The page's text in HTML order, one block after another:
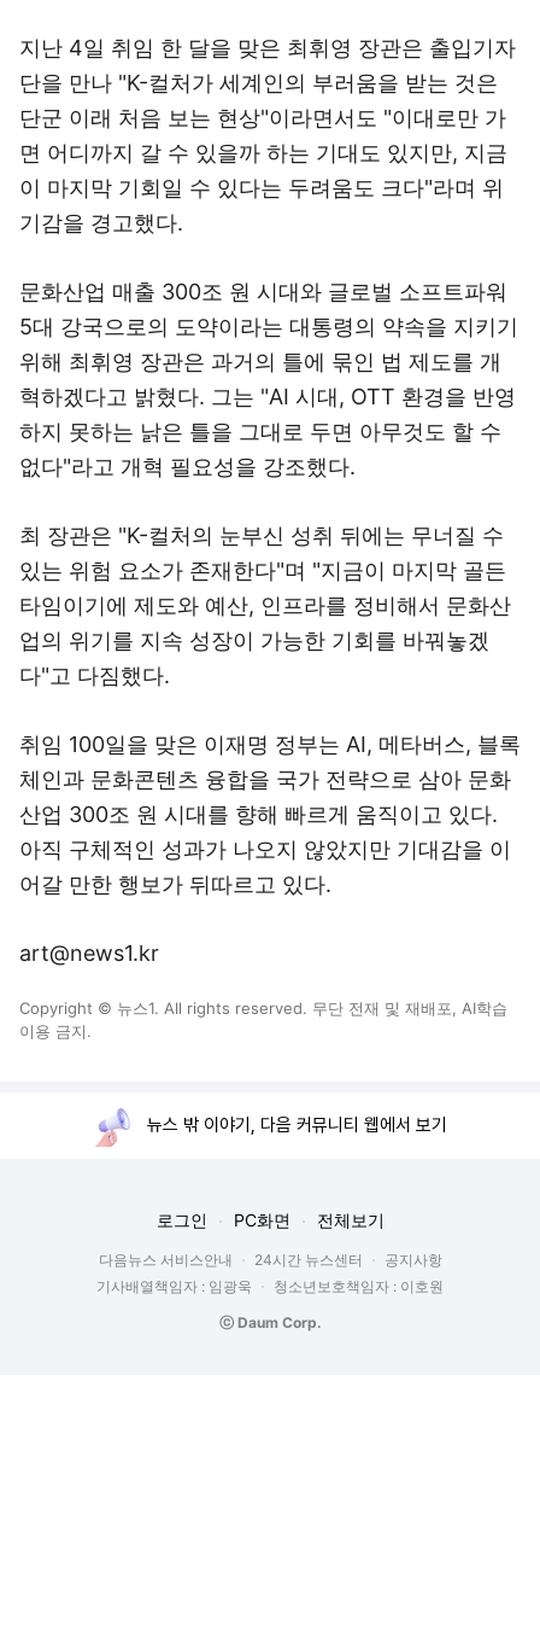
지난 4일 취임 한 달을 맞은 최휘영 장관은 출입기자
단을 만나 "K-컬처가 세계인의 부러움을 받는 것은
단군 이래 처음 보는 현상"이라면서도 "이대로만 가
면 어디까지 갈 수 있을까 하는 기대도 있지만, 지금
이 마지막 기회일 수 있다는 두려움도 크다"라며 위
기감을 경고했다.
문화산업 매출 300조 원 시대와 글로벌 소프트파워
5대 강국으로의 도약이라는 대통령의 약속을 지키기
위해 최휘영 장관은 과거의 틀에 묶인 법 제도를 개
혁하겠다고 밝혔다. 그는 "AI 시대, OTT 환경을 반영
하지 못하는 낡은 틀을 그대로 두면 아무것도 할 수
없다"라고 개혁 필요성을 강조했다.
최 장관은 "K-컬처의 눈부신 성취 뒤에는 무너질 수
있는 위험 요소가 존재한다"며 "지금이 마지막 골든
타임이기에 제도와 예산, 인프라를 정비해서 문화산
업의 위기를 지속 성장이 가능한 기회를 바꿔놓겠
다"고 다짐했다.
취임 100일을 맞은 이재명 정부는 AI, 메타버스, 블록
체인과 문화콘텐츠 융합을 국가 전략으로 삼아 문화
산업 300조 원 시대를 향해 빠르게 움직이고 있다.
아직 구체적인 성과가 나오지 않았지만 기대감을 이
어갈 만한 행보가 뒤따르고 있다.
art@news1.kr
Copyright © 뉴스1. All rights reserved. 무단 전재 및 재배포, AI학습
이용 금지.
뉴스 밖 이야기, 다음 커뮤니티 웹에서 보기
로그인 PC화면 전체보기
다음뉴스 서비스안내 24시간 뉴스센터
공지사항
기사배열책임자 : 임광욱
청소년보호책임자 : 이호원
ⓒ Daum Corp.